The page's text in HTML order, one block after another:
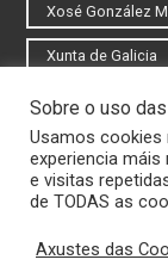
Xosé González
Xunta de Galicia
Iniciar
Sobre o uso
Usamos cookies
experiencia
e visitas
de TODAS as
Axustes das